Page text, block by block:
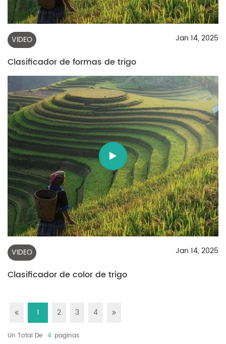
VIDEO Jan 14, 2025
Clasificador de formas de trigo
VIDEO Jan 14, 2025
Clasificador de color de trigo
1 2 3 4
Un Total De 4 Paginas